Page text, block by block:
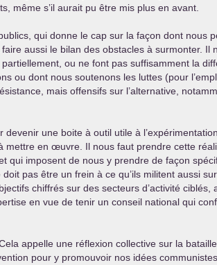
même s’il aurait pu être mis plus en avant.
qui donne le cap sur la façon dont nous
aussi le bilan des obstacles à surmonter. Il
ou ne font pas suffisamment la
ou dont nous soutenons les luttes (pour
mais offensifs sur l’alternative,
une boite à outil utile à
mettre en œuvre. Il nous faut prendre cette
qui imposent de nous y prendre de façon
pas être un frein à ce qu’ils militent aussi
chiffrés sur des secteurs d’activité ciblés,
en vue de tenir un conseil national qui
appelle une réflexion collective sur la
pour y promouvoir nos idées communistes.